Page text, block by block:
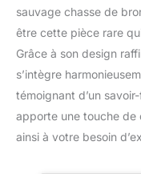
sauvage chasse de
être cette pièce rare
Grâce à son design
s’intègre
témoignant d’un
apporte une touche de
ainsi à votre besoin